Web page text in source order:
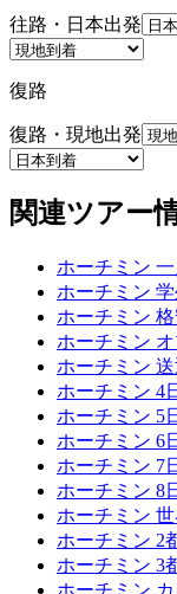
往路・日本出発
復路
復路・現地出発
関連ツアー
ホーチミン
ホーチミン
ホーチミン
ホーチミン
ホーチミン
ホーチミン 4
ホーチミン 5
ホーチミン 6
ホーチミン 7
ホーチミン 8
ホーチミン
ホーチミン 2
ホーチミン 3
ホーチミン